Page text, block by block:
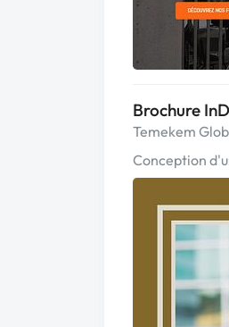
Brochure
Temekem
Conception